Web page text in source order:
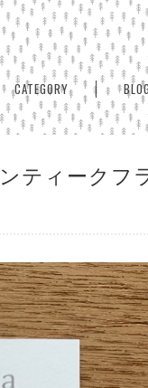
CATEGORY
ティークフ